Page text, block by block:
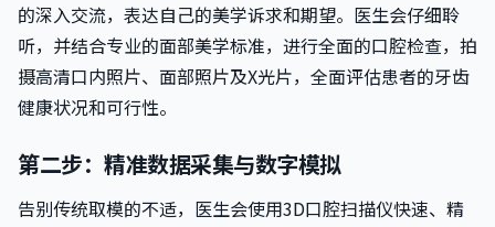
的深入交流，表达自己的美学诉求和期望。医生会仔细聆
听，并结合专业的面部美学标准，进行全面的口腔检查，拍
摄高清口内照片、面部照片及X光片，全面评估患者的牙齿
健康状况和可行性。
第二步：精准数据采集与数字模拟
告别传统取模的不适，医生会使用3D口腔扫描仪快速、精